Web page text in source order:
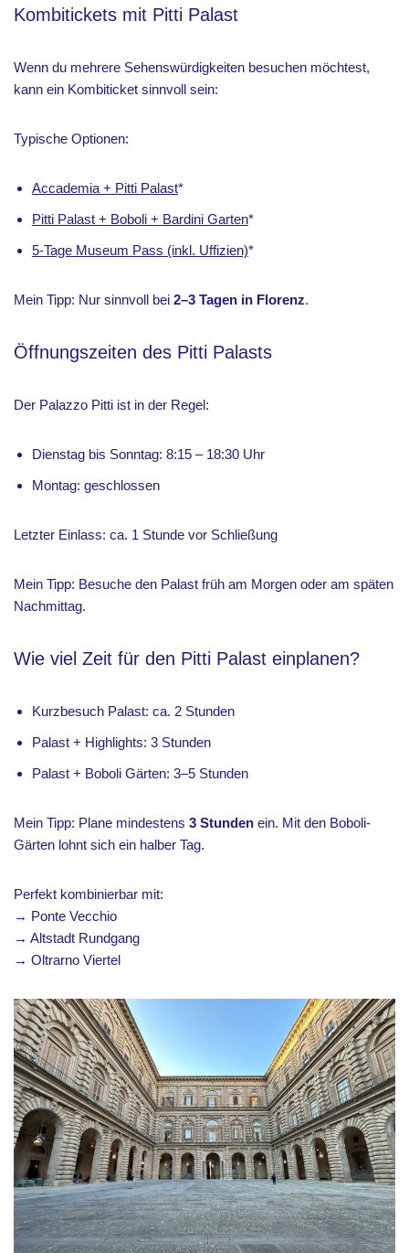
Kombitickets mit Pitti Palast
Wenn du mehrere Sehenswürdigkeiten besuchen möchtest,
kann ein Kombiticket sinnvoll sein:
Typische Optionen:
Accademia + Pitti Palast*
Pitti Palast + Boboli + Bardini Garten*
5-Tage Museum Pass (inkl. Uffizien)*
Mein Tipp: Nur sinnvoll bei 2–3 Tagen in Florenz.
Öffnungszeiten des Pitti Palasts
Der Palazzo Pitti ist in der Regel:
Dienstag bis Sonntag: 8:15 – 18:30 Uhr
Montag: geschlossen
Letzter Einlass: ca. 1 Stunde vor Schließung
Mein Tipp: Besuche den Palast früh am Morgen oder am späten
Nachmittag.
Wie viel Zeit für den Pitti Palast einplanen?
Kurzbesuch Palast: ca. 2 Stunden
Palast + Highlights: 3 Stunden
Palast + Boboli Gärten: 3–5 Stunden
Mein Tipp: Plane mindestens 3 Stunden ein. Mit den Boboli-
Gärten lohnt sich ein halber Tag.
Perfekt kombinierbar mit:
→ Ponte Vecchio
→ Altstadt Rundgang
→ Oltrarno Viertel